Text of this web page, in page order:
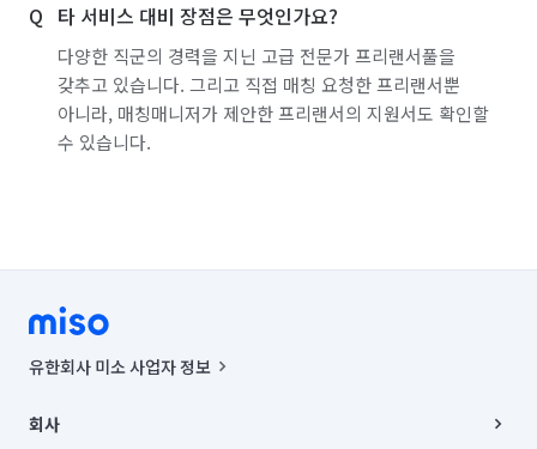
타 서비스 대비 장점은 무엇인가요?
다양한 직군의 경력을 지닌 고급 전문가 프리랜서풀을
갖추고 있습니다. 그리고 직접 매칭 요청한 프리랜서뿐
아니라, 매칭매니저가 제안한 프리랜서의 지원서도 확인할
수 있습니다.
유한회사 미소 사업자 정보
00019 |
회사